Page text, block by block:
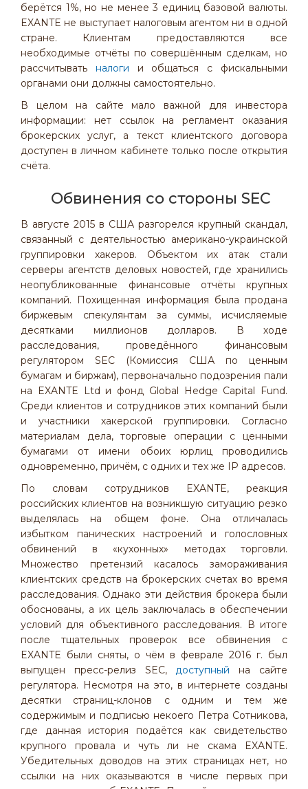
берётся 1%, но не менее 3 единиц базовой валюты.
EXANTE не выступает налоговым агентом ни в одной
стране. Клиентам предоставляются все
необходимые отчёты по совершённым сделкам, но
рассчитывать налоги и общаться с фискальными
органами они должны самостоятельно.
В целом на сайте мало важной для инвестора
информации: нет ссылок на регламент оказания
брокерских услуг, а текст клиентского договора
доступен в личном кабинете только после открытия
счёта.
Обвинения со стороны SEC
В августе 2015 в США разгорелся крупный скандал,
связанный с деятельностью американо-украинской
группировки хакеров. Объектом их атак стали
серверы агентств деловых новостей, где хранились
неопубликованные финансовые отчёты крупных
компаний. Похищенная информация была продана
биржевым спекулянтам за суммы, исчисляемые
десятками миллионов долларов. В ходе
расследования, проведённого финансовым
регулятором SEC (Комиссия США по ценным
бумагам и биржам), первоначально подозрения пали
на EXANTE Ltd и фонд Global Hedge Capital Fund.
Среди клиентов и сотрудников этих компаний были
и участники хакерской группировки. Согласно
материалам дела, торговые операции с ценными
бумагами от имени обоих юрлиц проводились
одновременно, причём, с одних и тех же IP адресов.
По словам сотрудников EXANTE, реакция
российских клиентов на возникшую ситуацию резко
выделялась на общем фоне. Она отличалась
избытком панических настроений и голословных
обвинений в «кухонных» методах торговли.
Множество претензий касалось замораживания
клиентских средств на брокерских счетах во время
расследования. Однако эти действия брокера были
обоснованы, а их цель заключалась в обеспечении
условий для объективного расследования. В итоге
после тщательных проверок все обвинения с
EXANTE были сняты, о чём в феврале 2016 г. был
выпущен пресс-релиз SEC, доступный на сайте
регулятора. Несмотря на это, в интернете созданы
десятки страниц-клонов с одним и тем же
содержимым и подписью некоего Петра Сотникова,
где данная история подаётся как свидетельство
крупного провала и чуть ли не скама EXANTE.
Убедительных доводов на этих страницах нет, но
ссылки на них оказываются в числе первых при